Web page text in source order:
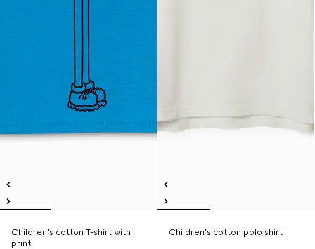
Children's cotton T-shirt with
print
Children's cotton polo shirt